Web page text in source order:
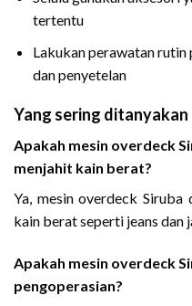
tertentu
Lakukan perawatan rutin
dan penyetelan
Yang sering ditanyakan
Apakah mesin overdeck
menjahit kain berat?
Ya, mesin overdeck
kain berat seperti jeans dan
Apakah mesin overdeck
pengoperasian?